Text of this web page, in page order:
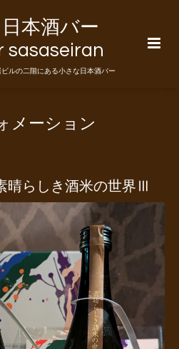
本酒バー
sasaseiran
ルの二階にある小さな日本酒バー
メーション
晴らしき酒米の世界Ⅲ